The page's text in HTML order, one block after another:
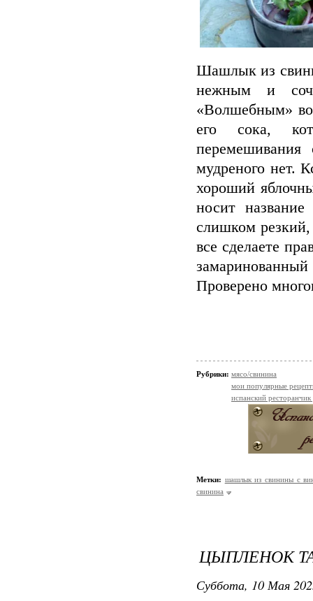
Шашлык из
нежным и
«Волшебным»
его сока,
мудреного нет.
хороший
носит
слишком
все сделаете
замаринованный
Проверено
Рубрики: мясо/свинина
мои популярные
испанский
Метки: шашлык из свинины с
свинина
ЦЫПЛЕНОК
Суббота, 10 Мая